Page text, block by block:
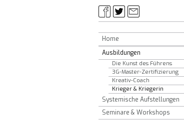
Home
Ausbildungen
Die Kunst des Führens
3G-Master-Zertifizierung
Kreativ-Coach
Krieger & Kriegerin
Systemische Aufstellungen
Seminare & Workshops